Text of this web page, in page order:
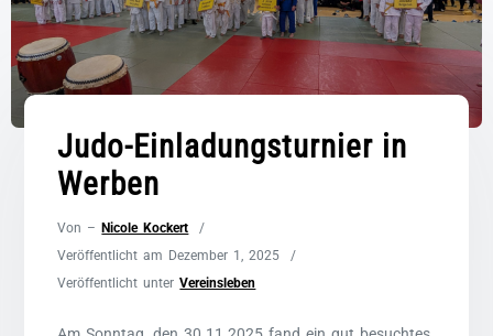
Judo-Einladungsturnier in
Werben
Von – Nicole Kockert
Veröffentlicht am Dezember 1, 2025
Veröffentlicht unterVereinsleben